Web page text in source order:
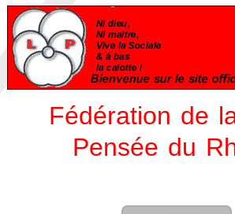
Fédération de
Pensée du